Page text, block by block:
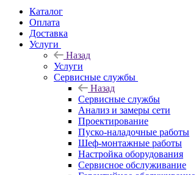
Каталог
Оплата
Доставка
Услуги
Назад
Услуги
Сервисные службы
Назад
Сервисные службы
Анализ и замеры сети
Проектирование
Пуско-наладочные работы
Шеф-монтажные работы
Настройка оборудования
Сервисное обслуживание